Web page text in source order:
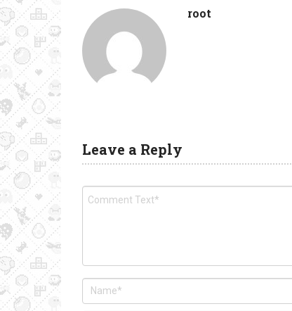
root
Leave a Reply